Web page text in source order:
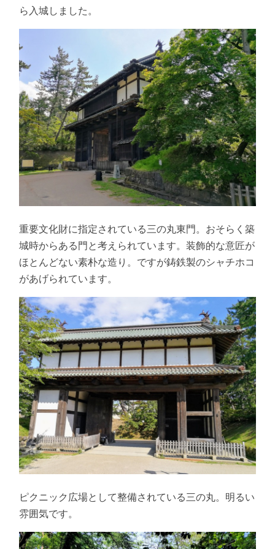
ら入城しました。
重要文化財に指定されている三の丸東門。おそらく築
城時からある門と考えられています。装飾的な意匠が
ほとんどない素朴な造り。ですが鋳鉄製のシャチホコ
があげられています。
ピクニック広場として整備されている三の丸。明るい
雰囲気です。